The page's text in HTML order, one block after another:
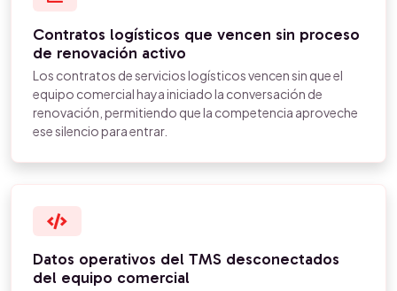
Contratos logísticos que vencen sin proceso
de renovación activo
Los contratos de servicios logísticos vencen sin que el
equipo comercial haya iniciado la conversación de
renovación, permitiendo que la competencia aproveche
ese silencio para entrar.
Datos operativos del TMS desconectados
del equipo comercial